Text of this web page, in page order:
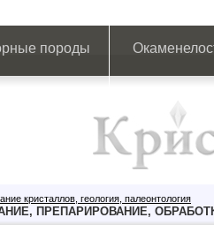
породы
кристаллов, геология, палеонтология
ПРЕПАРИРОВАНИЕ,